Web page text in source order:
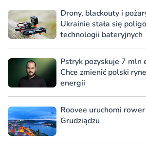
Drony, blackouty i
Ukrainie stała się
technologii bateryjnych
Pstryk pozyskuje 7 mln
Chce zmienić polski
energii
Roovee uruchomi
Grudziądzu